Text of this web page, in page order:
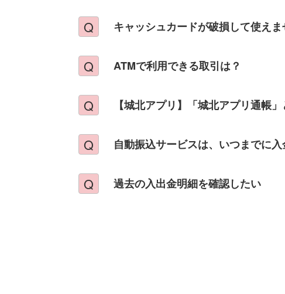
キャッシュカードが破損して使え
ATMで利用できる取引は？
【城北アプリ】「城北アプリ通帳」
自動振込サービスは、いつまでに
過去の入出金明細を確認したい